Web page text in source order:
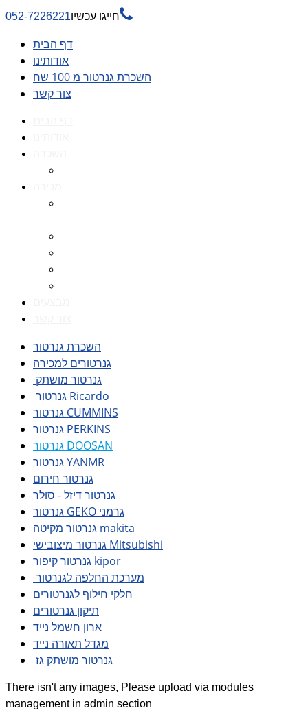
חייגו עכשיו052-7226221 
דף הבית
אודותינו
השכרת גנרטור מ 100 שח
צור קשר
השכרת גנרטור
גנרטורים למכירה
גנרטור מושתק
גנרטור Ricardo
גנרטור CUMMINS
גנרטור PERKINS
גנרטור DOOSAN
גנרטור YANMR
גנרטור חירום
גנרטור דיזל - סולר
גנרטור GEKO גרמני
גנרטור מקיטה makita
גנרטור מיצובישי Mitsubishi
גנרטור קיפור kipor
מערכת החלפה לגנרטור
חלקי חילוף לגנרטורים
תיקון גנרטורים
ארון חשמל נייד
מגדל תאורה נייד
גנרטור מושתק גז
There isn't any images, Please upload via modules
management in admin section